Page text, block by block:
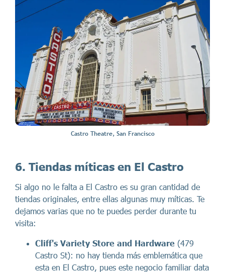
Castro Theatre, San Francisco
6. Tiendas míticas en El Castro
Si algo no le falta a El Castro es su gran cantidad de
tiendas originales, entre ellas algunas muy míticas. Te
dejamos varias que no te puedes perder durante tu
visita:
Cliff's Variety Store and Hardware (479
Castro St): no hay tienda más emblemática que
esta en El Castro, pues este negocio familiar data